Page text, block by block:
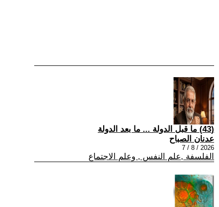
(43) ما قبل الدولة ... ما بعد الدولة
عدنان الصباح
2026 / 8 / 7
الفلسفة ,علم النفس , وعلم الاجتماع